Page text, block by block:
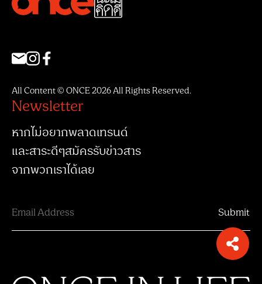
All Content © ONCE 2026 All Rights Reserved.
Newsletter
หากไม่อยากพลาดเทรนด์
และสาระดีๆสมัครรับข่าวสาร
จากพวกเราได้เลย